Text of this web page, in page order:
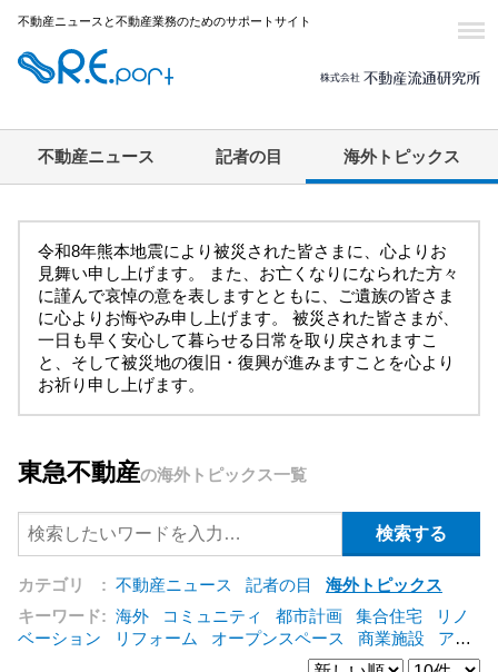
不動産ニュースと不動産業務のためのサポートサイト
不動産ニュース 記者の目 海外トピックス
令和8年熊本地震により被災された皆さまに、心よりお
見舞い申し上げます。 また、お亡くなりになられた方々
に謹んで哀悼の意を表しますとともに、ご遺族の皆さま
に心よりお悔やみ申し上げます。 被災された皆さまが、
一日も早く安心して暮らせる日常を取り戻されますこ
と、そして被災地の復旧・復興が進みますことを心より
お祈り申し上げます。
東急不動産の海外トピックス一覧
カテゴリ : 不動産ニュース 記者の目
海外トピックス
キーワード: 海外 コミュニティ 都市計画 集合住宅
リノ
ベーション
リフォーム オープンスペース 商業施設
アパ
エネルギー
新型コロ